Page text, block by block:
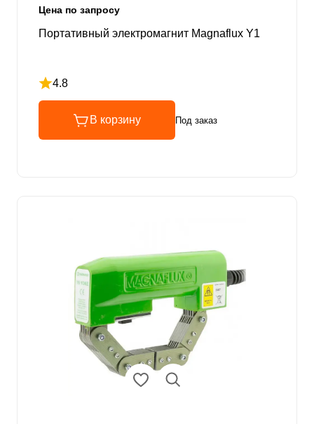
Цена по запросу
Портативный электромагнит Magnaflux Y1
4.8
Рейтинг 4.8 из 5
В корзину Под заказ